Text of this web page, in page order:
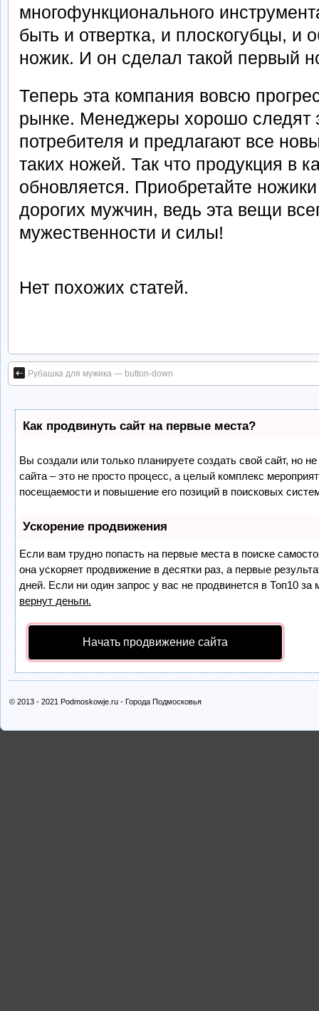
многофункционального
быть и отвертка, и плоскогубцы, и
ножик. И он сделал такой первый
Теперь эта компания вовсю
рынке. Менеджеры хорошо следят
потребителя и предлагают все
таких ножей. Так что продукция в
обновляется. Приобретайте
дорогих мужчин, ведь эта вещи
мужественности и силы!
Нет похожих статей.
Рубашка для мужика — button-down
Как продвинуть сайт на первые места?
Вы создали или только планируете создать свой сайт, но
сайта – это не просто процесс, а целый комплекс
посещаемости и повышение его позиций в поисковых
Ускорение продвижения
Если вам трудно попасть на первые места в поиске
она ускоряет продвижение в десятки раз, а первые
дней. Если ни один запрос у вас не продвинется в Топ10 за
вернут деньги.
Начать продвижение сайта
© 2013 - 2021 Podmoskowje.ru - Города Подмосковья